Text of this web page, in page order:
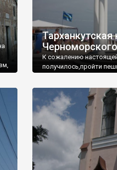
Тарханкутская
К сожалению
получилось,пройти